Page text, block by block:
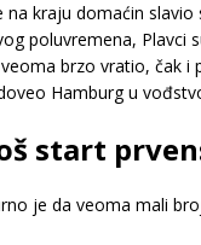
kraju domaćin slavio
poluvremena,
brzo vratio, čak
Hamburg u
start
je da veoma mali